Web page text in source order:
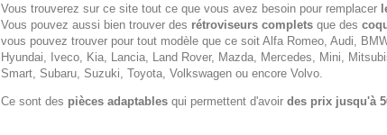
Vous trouverez sur ce site tout ce que vous avez besoin pour remplacer
Vous pouvez aussi bien trouver des rétroviseurs complets que des
vous pouvez trouver pour tout modèle que ce soit Alfa Romeo, Audi,
Hyundai, Iveco, Kia, Lancia, Land Rover, Mazda, Mercedes, Mini,
Smart, Subaru, Suzuki, Toyota, Volkswagen ou encore Volvo.
Ce sont des pièces adaptables qui permettent d'avoir des prix jusqu'à